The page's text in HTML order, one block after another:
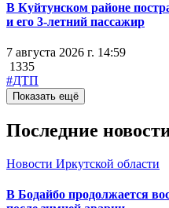
В Куйтунском районе
и его 3-летний пассажир
7 августа 2026 г. 14:59
1335
#ДТП
Показать ещё
Последние
Новости Иркутской области
В Бодайбо продолжается